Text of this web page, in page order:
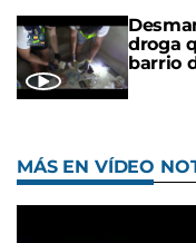
droga
barrio
MÁS EN VÍDEO